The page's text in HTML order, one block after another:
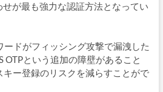
せが最も強力な認証方法となってい
ードがフィッシング攻撃で漏洩した
OTPという追加の障壁があること
キー登録のリスクを減らすことがで